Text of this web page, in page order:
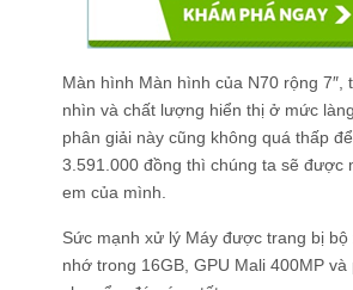
Màn hình Màn hình của N70 rộng
nhìn và chất lượng hiển thị ở mức
phân giải này cũng không quá thấp
3.591.000 đồng thì chúng ta sẽ được
em của mình.
Sức mạnh xử lý Máy được trang bị
nhớ trong 16GB, GPU Mali 400MP